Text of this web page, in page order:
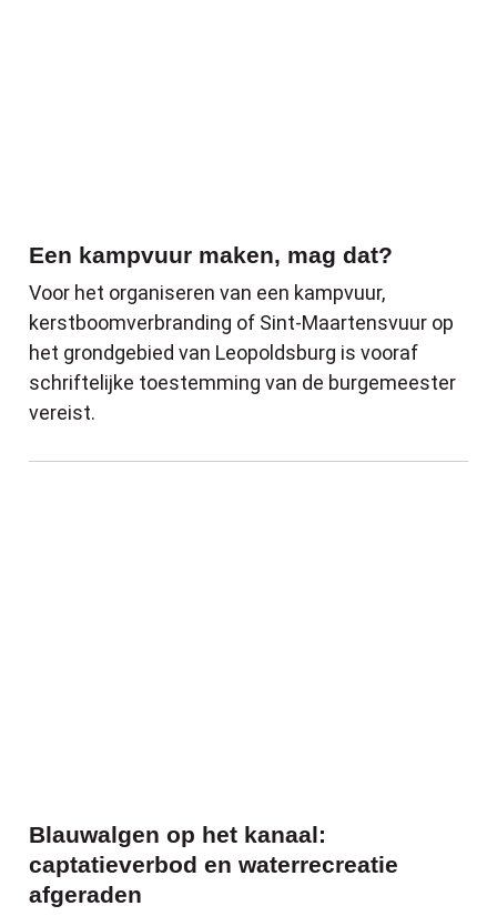
Een kampvuur maken, mag dat?
Voor het organiseren van een kampvuur,
kerstboomverbranding of Sint-Maartensvuur op
het grondgebied van Leopoldsburg is vooraf
schriftelijke toestemming van de burgemeester
vereist.
Blauwalgen op het kanaal:
captatieverbod en waterrecreatie
afgeraden